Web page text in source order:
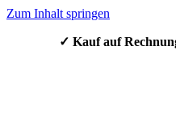
Zum Inhalt springen
✓ Kauf auf